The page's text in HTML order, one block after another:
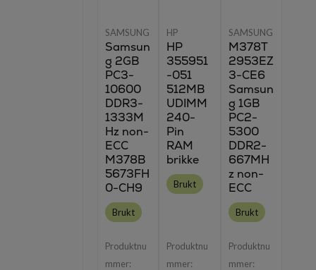
SAMSUNG
Samsun
g 2GB
PC3-
10600
DDR3-
1333M
Hz non-
ECC
M378B
5673FH
0-CH9
Brukt
Produktnu
mmer:
HP
HP
355951
-051
512MB
UDIMM
240-
Pin
RAM
brikke
Brukt
Produktnu
mmer:
SAMSUNG
M378T
2953EZ
3-CE6
Samsun
g 1GB
PC2-
5300
DDR2-
667MH
z non-
ECC
Brukt
Produktnu
mmer: